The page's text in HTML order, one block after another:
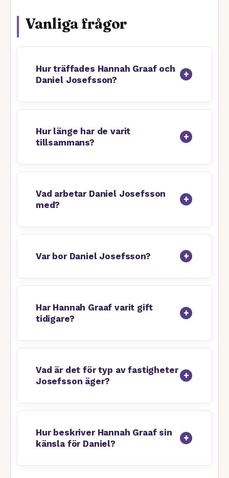
Vanliga frågor
Hur träffades Hannah Graaf och
Daniel Josefsson?
Hur länge har de varit
tillsammans?
Vad arbetar Daniel Josefsson
med?
Var bor Daniel Josefsson?
Har Hannah Graaf varit gift
tidigare?
Vad är det för typ av fastigheter
Josefsson äger?
Hur beskriver Hannah Graaf sin
känsla för Daniel?